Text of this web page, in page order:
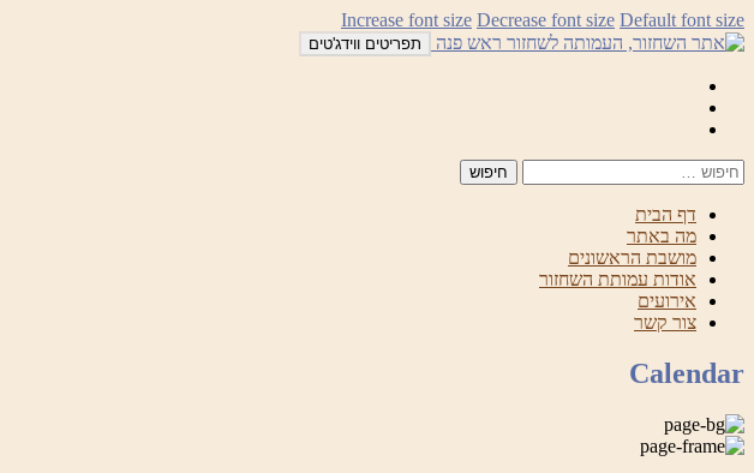
לדלג
לתוכן
Increase font size Decrease font size Default font size
תפריטים ווידג'טים
דף הבית
מה באתר
מושבת הראשונים
אודות עמותת השחזור
אירועים
צור קשר
Calendar